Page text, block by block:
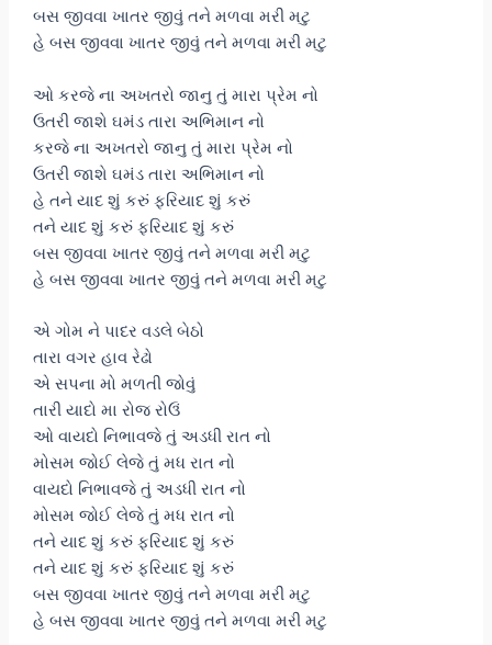
બસ જીવવા ખાતર જીવું તને મળવા મરી મટુ
હે બસ જીવવા ખાતર જીવું તને મળવા મરી મટુ
ઓ કરજે ના અખતરો જાનુ તું મારા પ્રેમ નો
ઉતરી જાશે ઘમંડ તારા અભિમાન નો
કરજે ના અખતરો જાનુ તું મારા પ્રેમ નો
ઉતરી જાશે ઘમંડ તારા અભિમાન નો
હે તને યાદ શું કરું ફરિયાદ શું કરું
તને યાદ શું કરું ફરિયાદ શું કરું
બસ જીવવા ખાતર જીવું તને મળવા મરી મટુ
હે બસ જીવવા ખાતર જીવું તને મળવા મરી મટુ
એ ગોમ ને પાદર વડલે બેઠો
તારા વગર હાવ રેઢો
એ સપના મો મળતી જોવું
તારી યાદો મા રોજ રોઉં
ઓ વાયદો નિભાવજે તું અડધી રાત નો
મોસમ જોઈ લેજે તું મધ રાત નો
વાયદો નિભાવજે તું અડધી રાત નો
મોસમ જોઈ લેજે તું મધ રાત નો
તને યાદ શું કરું ફરિયાદ શું કરું
તને યાદ શું કરું ફરિયાદ શું કરું
બસ જીવવા ખાતર જીવું તને મળવા મરી મટુ
હે બસ જીવવા ખાતર જીવું તને મળવા મરી મટુ